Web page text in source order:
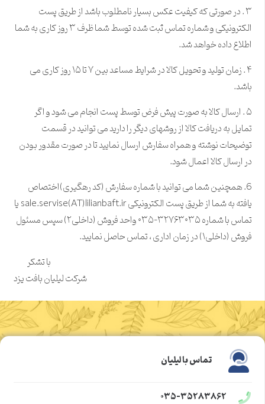
۳ . در صورتی که کیفیت عکس بسیار نامطلوب باشد از طریق پست
الکترونیکی و شماره تماس ثبت شده توسط شما ظرف ۳ روز کاری به شما
اطلاع داده خواهد شد.
۴ .
زمان تولید و تحویل کالا در شرایط مساعد بین ۷ تا ۱۵ روز کاری می
باشد.
۵ . ارسال کالا به صورت پیش فرض توسط پست انجام می شود و اگر
تمایل به دریافت کالا از روشهای دیگر را دارید می توانید در قسمت
توضیحات نوشته و همراه سفارش ارسال نمایید تا در صورت مقدور بودن
در ارسال کالا اعمال شود.
6. همچنین شما می توانید با شماره سفارش (کد رهگیری)اختصاص
یافته به شما از طریق پست الکترونیکی sale.servise(AT)lilianbaft.ir یا
تماس با شماره ۳۲۷۶۳۰۳۵-۰۳۵ واحد فروش (داخلی۲) سپس مسئول
فروش (داخلی۱) در زمان اداری ، تماس حاصل نمایید.
با تشکر
شرکت لیلیان بافت یزد
تماس با لیلیان
۰۳۵-۳۵۲۸۳۸۶۲